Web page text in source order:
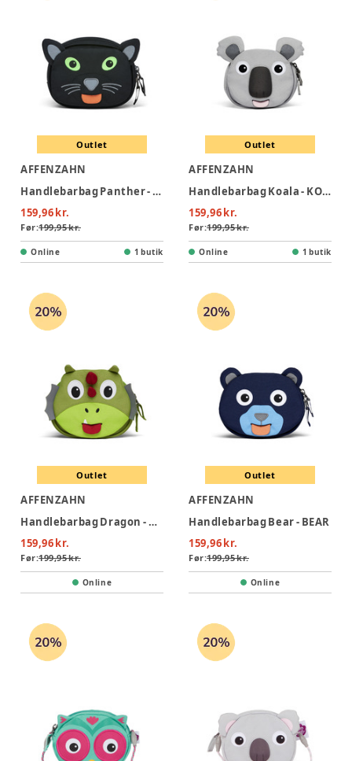
Outlet
AFFENZAHN
Handlebarbag Panther - PANTHER
159,96 kr.
Før:199,95 kr.
Online 1 butik
Outlet
AFFENZAHN
Handlebarbag Koala - KOALA
159,96 kr.
Før:199,95 kr.
Online 1 butik
Outlet
AFFENZAHN
Handlebarbag Dragon - DRAGON
159,96 kr.
Før:199,95 kr.
Online
Outlet
AFFENZAHN
Handlebarbag Bear - BEAR
159,96 kr.
Før:199,95 kr.
Online